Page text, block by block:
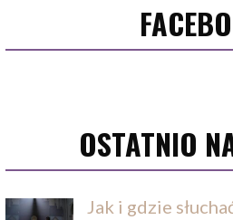
OSTATNIO
Jak i gdzie